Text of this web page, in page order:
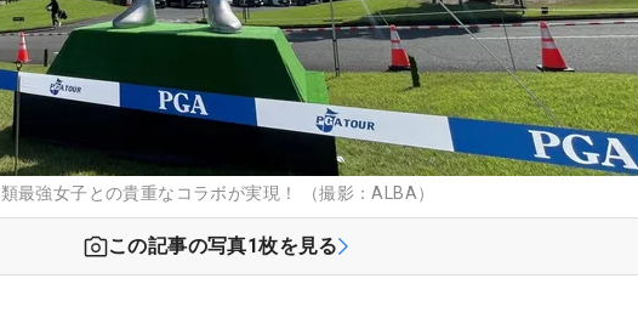
最強女子との貴重なコラボが実現！ （撮影：ALBA）
この記事の写真1枚を見る